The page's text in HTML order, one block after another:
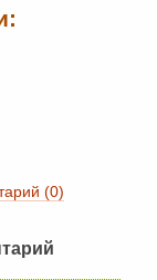
(0)